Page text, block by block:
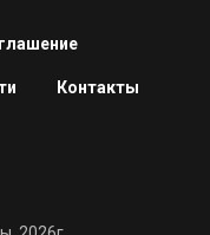
Контакты